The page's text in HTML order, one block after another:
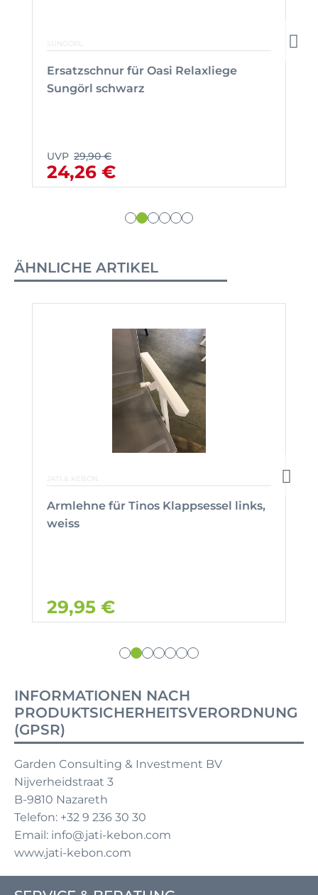
SUNGÖRL
Ersatzschnur für Oasi Relaxliege
Sungörl schwarz
UVP 29,90 €
24,26 €
ÄHNLICHE ARTIKEL
JATI & KEBON
Armlehne für Tinos Klappsessel links,
weiss
29,95 €
INFORMATIONEN NACH
PRODUKTSICHERHEITSVERORDNUNG
(GPSR)
Garden Consulting & Investment BV
Nijverheidstraat 3
B-9810 Nazareth
Telefon: +32 9 236 30 30
Email: info@jati-kebon.com
www.jati-kebon.com